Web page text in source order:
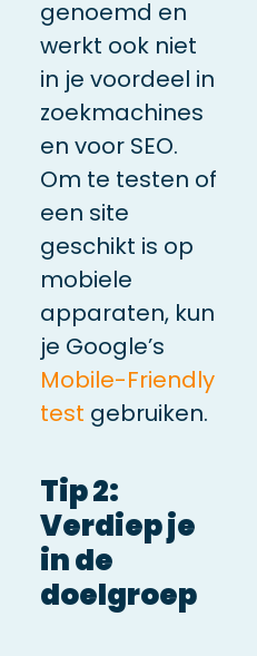
genoemd en
werkt ook niet
in je voordeel in
zoekmachines
en voor SEO.
Om te testen of
een site
geschikt is op
mobiele
apparaten, kun
je Google’s
Mobile-Friendly
test gebruiken.
Tip 2:
Verdiep je
in de
doelgroep